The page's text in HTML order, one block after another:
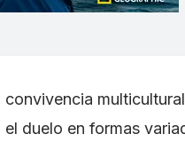
duelo en formas